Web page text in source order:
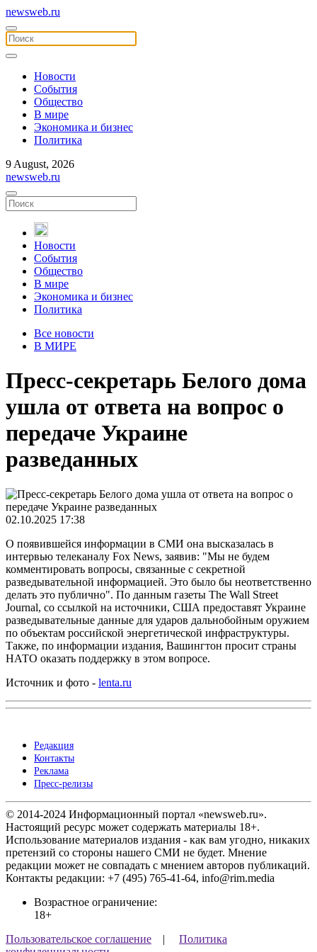
newsweb.ru
Новости
События
Общество
В мире
Экономика и бизнес
Политика
9 August, 2026
newsweb.ru
Новости
События
Общество
В мире
Экономика и бизнес
Политика
Все новости
В МИРЕ
Пресс-секретарь Белого дома
ушла от ответа на вопрос о
передаче Украине
разведанных
02.10.2025 17:38
О появившейся информации в СМИ она высказалась в
интервью телеканалу Fox News, заявив: "Мы не будем
комментировать вопросы, связанные с секретной
разведывательной информацией. Это было бы неответственно
делать это публично". По данным газеты The Wall Street
Journal, со ссылкой на источники, США предоставят Украине
разведывательные данные для ударов дальнобойным оружием
по объектам российской энергетической инфраструктуры.
Также, по информации издания, Вашингтон просит страны
НАТО оказать поддержку в этом вопросе.
Источник и фото - lenta.ru
Редакция
Контакты
Реклама
Пресс-релизы
© 2014-2024 Информационный портал «newsweb.ru».
Настоящий ресурс может содержать материалы 18+.
Использование материалов издания - как вам угодно, никаких
претензий со стороны нашего СМИ не будет. Мнение
редакции может не совпадать с мнением авторов публикаций.
Контакты редакции: +7 (495) 765-41-64, info@rim.media
Возрастное ограничение:
18+
Пользовательское соглашение | Политика